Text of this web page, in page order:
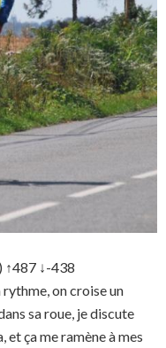
↑487 ↓-438
on croise un
sa roue, je discute
ça me ramène à mes